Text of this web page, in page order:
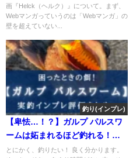
画『Helck（ヘルク）』について。まず、
Webマンガっていうのは「Webマンガ」の
壁を超えていない...
釣り(インプレ)
【卑怯…！？】ガルプ パルスワ
ームは妬まれるほど釣れる！
【インプレ評価まとめ】
とにかく、釣りたい！ 良く分かります。